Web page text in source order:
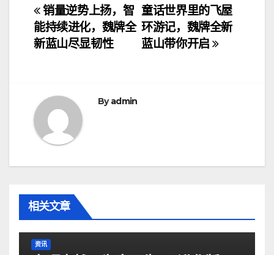
文
章
航
童话世界里的飞屋
环游记，魏牌全新
蓝山带你开启
销量逆势上扬，智
能持续进化，魏牌全
新蓝山尽显韧性
Byadmin
相关文章
资讯